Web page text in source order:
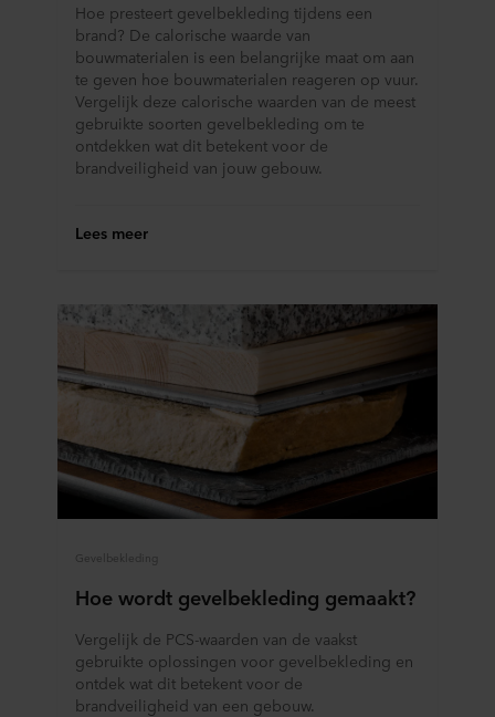
Hoe presteert gevelbekleding tijdens een
brand? De calorische waarde van
bouwmaterialen is een belangrijke maat om aan
te geven hoe bouwmaterialen reageren op vuur.
Vergelijk deze calorische waarden van de meest
gebruikte soorten gevelbekleding om te
ontdekken wat dit betekent voor de
brandveiligheid van jouw gebouw.
Lees meer
Gevelbekleding
Hoe wordt gevelbekleding gemaakt?
Vergelijk de PCS-waarden van de vaakst
gebruikte oplossingen voor gevelbekleding en
ontdek wat dit betekent voor de
brandveiligheid van een gebouw.